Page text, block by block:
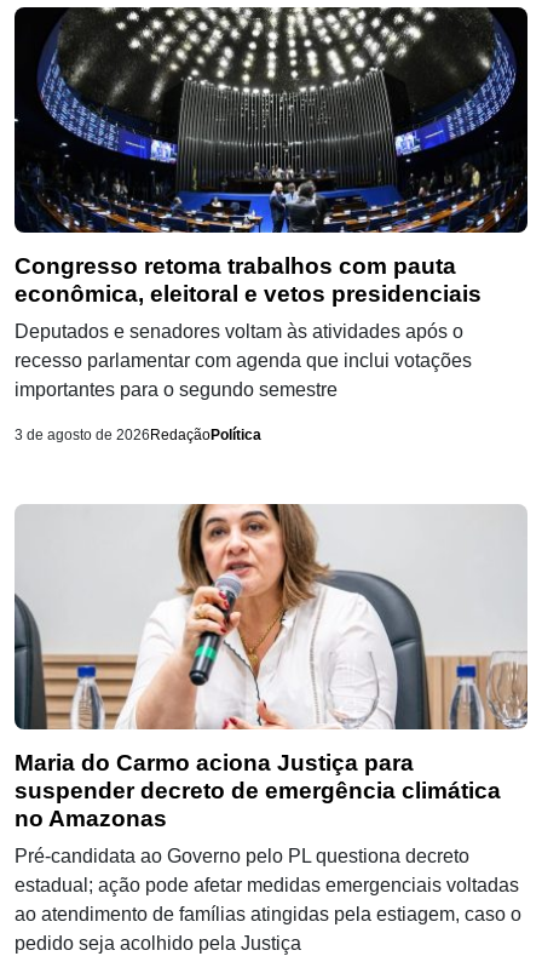
Congresso retoma trabalhos com pauta
econômica, eleitoral e vetos presidenciais
Deputados e senadores voltam às atividades após o
recesso parlamentar com agenda que inclui votações
importantes para o segundo semestre
3 de agosto de 2026 RedaçãoPolítica
Maria do Carmo aciona Justiça para
suspender decreto de emergência climática
no Amazonas
Pré-candidata ao Governo pelo PL questiona decreto
estadual; ação pode afetar medidas emergenciais voltadas
ao atendimento de famílias atingidas pela estiagem, caso o
pedido seja acolhido pela Justiça